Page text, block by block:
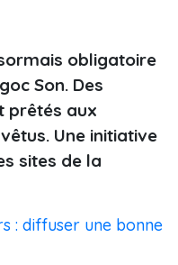
obligatoire
Son. Des
prêtés aux
Une initiative
sites de la
: diffuser une bonne